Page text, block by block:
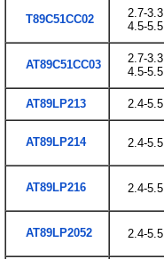
T89C51CC02
2.7-3.3
4.5-5.5
AT89C51CC03
2.7-3.3
4.5-5.5
AT89LP213 2.4-5.5
AT89LP214 2.4-5.5
AT89LP216 2.4-5.5
AT89LP2052 2.4-5.5